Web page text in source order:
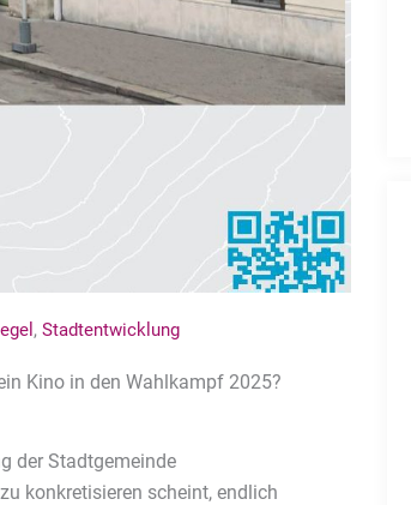
,Stadtentwicklung
Kino in den Wahlkampf 2025?
der Stadtgemeinde
konkretisieren scheint, endlich